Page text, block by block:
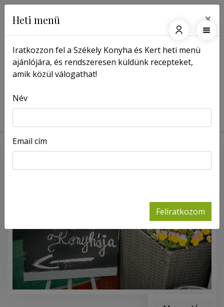
Főoldal Magazin
Vendéglőben otthon: Ebédeljünk
Heti menü ×
Iratkozzon fel a Székely Konyha és Kert heti menü
ajánlójára, és rendszeresen küldünk recepteket,
amik közül válogathat!
Név
Email cím
Feliratkozom